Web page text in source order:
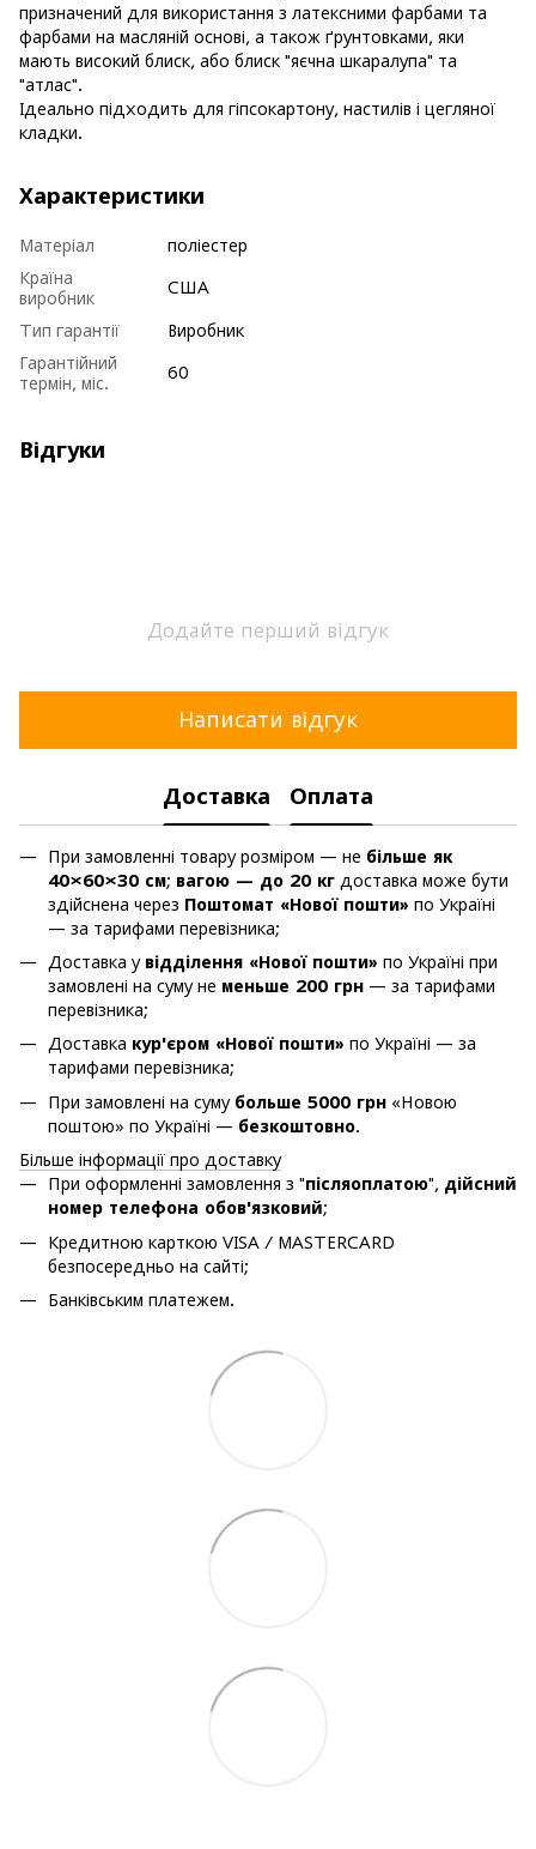
призначений для використання з латексними фарбами та
фарбами на масляній основі, а також ґрунтовками, яки
мають високий блиск, або блиск "яєчна шкаралупа" та
"атлас".
Ідеально підходить для гіпсокартону, настилів і цегляної
кладки.
Характеристики
Матеріал
поліестер
Країна
виробник
США
Тип гарантії
Виробник
Гарантійний
термін, міс.
60
Відгуки
Додайте перший відгук
Написати відгук
Доставка Оплата
При замовленні товару розміром — не більше як
40×60×30 см; вагою — до 20 кг доставка може бути
здійснена через Поштомат «Нової пошти» по Україні
— за тарифами перевізника;
Доставка у відділення «Нової пошти» по Україні при
замовлені на суму не меньше 200 грн — за тарифами
перевізника;
Доставка кур'єром «Нової пошти» по Україні — за
тарифами перевізника;
При замовлені на суму больше 5000 грн «Новою
поштою» по Україні — безкоштовно.
Більше інформації про доставку
При оформленні замовлення з "післяоплатою", дійсний
номер телефона обов'язковий;
Кредитною карткою VISA / MASTERCARD
безпосередньо на сайті;
Банківським платежем.